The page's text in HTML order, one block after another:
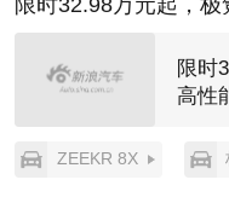
限时
高性
ZEEKR 8X